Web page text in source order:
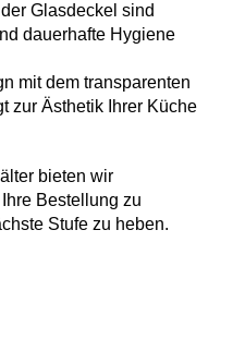
Glasdeckel sind
dauerhafte Hygiene
mit dem transparenten
zur Ästhetik Ihrer Küche
bieten wir
Bestellung zu
Stufe zu heben.